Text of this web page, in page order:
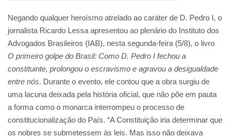
Negando qualquer heroísmo atrelado ao caráter de D. Pedro I, o
jornalista Ricardo Lessa apresentou ao plenário do Instituto dos
Advogados Brasileiros (IAB), nesta segunda-feira (5/8), o livro
O primeiro golpe do Brasil: Como D. Pedro I fechou a
constituinte, prolongou o escravismo e agravou a desigualdade
entre nós. Durante o evento, ele contou que a obra surgiu de
uma lacuna deixada pela história oficial, que não põe em pauta
a forma como o monarca interrompeu o processo de
constitucionalização do País. “A Constituição iria determinar que
os nobres se submetessem às leis. Mas isso não deixava